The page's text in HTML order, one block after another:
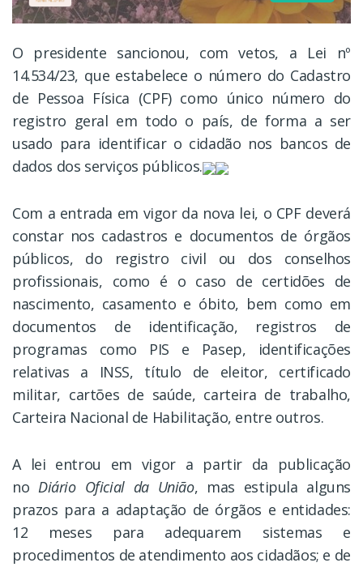
O presidente sancionou, com vetos, a Lei nº
14.534/23, que estabelece o número do Cadastro
de Pessoa Física (CPF) como único número do
registro geral em todo o país, de forma a ser
usado para identificar o cidadão nos bancos de
dados dos serviços públicos.
Com a entrada em vigor da nova lei, o CPF deverá
constar nos cadastros e documentos de órgãos
públicos, do registro civil ou dos conselhos
profissionais, como é o caso de certidões de
nascimento, casamento e óbito, bem como em
documentos de identificação, registros de
programas como PIS e Pasep, identificações
relativas a INSS, título de eleitor, certificado
militar, cartões de saúde, carteira de trabalho,
Carteira Nacional de Habilitação, entre outros.
A lei entrou em vigor a partir da publicação
noDiário Oficial da União, mas estipula alguns
prazos para a adaptação de órgãos e entidades:
12 meses para adequarem sistemas e
procedimentos de atendimento aos cidadãos; e de